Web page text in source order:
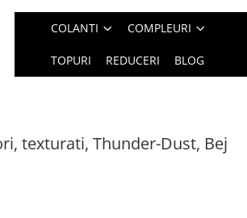
COLANTI COMPLEURI
TOPURI REDUCERI BLOG
texturati, Thunder-Dust, Bej